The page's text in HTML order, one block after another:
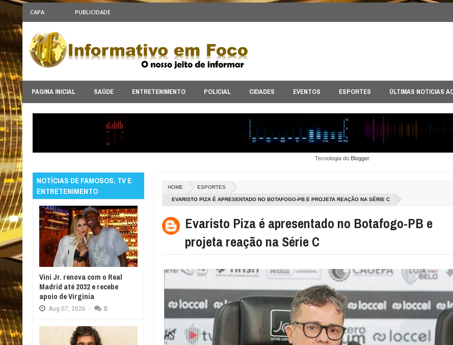
CAPA PUBLICIDADE
PAGINA INICIAL SAÚDE ENTRETENIMENTO POLICIAL CIDADES EVENTOS ESPORTES ÚLTIMAS NOTICIAS
Tecnologia do Blogger.
HOME ESPORTES
EVARISTO PIZA É APRESENTADO NO BOTAFOGO-PB E PROJETA REAÇÃO NA SÉRIE C
Evaristo Piza é apresentado no Botafogo-PB e
projeta reação na Série C
NOTÍCIAS DE FAMOSOS, TV E
ENTRETENIMENTO
Vini Jr. renova com o Real
Madrid até 2032 e recebe
apoio de Virginia
Aug 07, 2026 - 0